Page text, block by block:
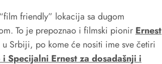
friendly” lokacija sa dugom
To je prepoznao i filmski pionirErnest
Srbiji, po kome će nositi ime sve četiri
Specijalni Ernest za dosadašnji i